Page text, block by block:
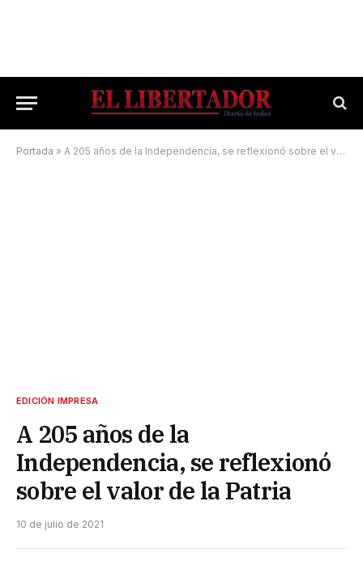
Portada » A 205 años de la Independencia, se reflexionó sobre el valor de la Patria
EDICIÓN IMPRESA
A 205 años de la
Independencia, se reflexionó
sobre el valor de la Patria
10 de julio de 2021